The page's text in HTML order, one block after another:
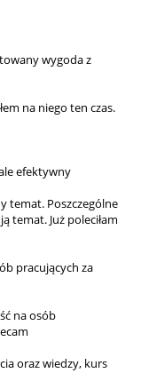
wygoda z
na niego ten czas.
efektywny
temat. Poszczególne
temat. Już poleciłam
pracujących za
na osób
oraz wiedzy, kurs